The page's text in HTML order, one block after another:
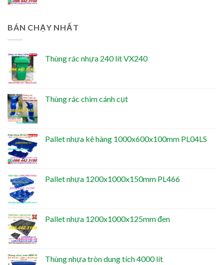
BÁN CHẠY NHẤT
Thùng rác nhựa 240 lít VX240
Thùng rác chim cánh cụt
Pallet nhựa kê hàng 1000x600x100mm PL04LS
Pallet nhựa 1200x1000x150mm PL466
Pallet nhựa 1200x1000x125mm đen
Thùng nhựa tròn dung tích 4000 lít